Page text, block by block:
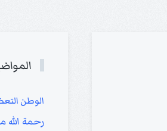
الوطن
رحمة الله